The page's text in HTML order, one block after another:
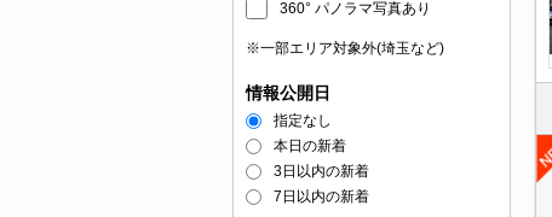
360° パノラマ写真あり
※一部エリア対象外(埼玉など)
情報公開日
指定なし
本日の新着
3日以内の新着
7日以内の新着